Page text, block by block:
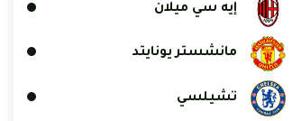
إيه سي ميلان
مانشستر يونايتد
تشيلسي